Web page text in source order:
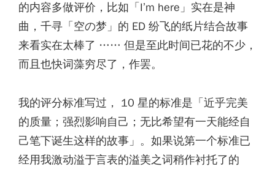
的内容多做评价，比如「I’m here」实在是神
曲，千寻「空の梦」的 ED 纷飞的纸片结合故事
来看实在太棒了 …… 但是至此时间已花的不少，
而且也快词藻穷尽了，作罢。
我的评分标准写过， 10 星的标准是「近乎完美
的质量；强烈影响自己；无比希望有一天能经自
己笔下诞生这样的故事」。如果说第一个标准已
经用我激动溢于言表的溢美之词稍作衬托了的